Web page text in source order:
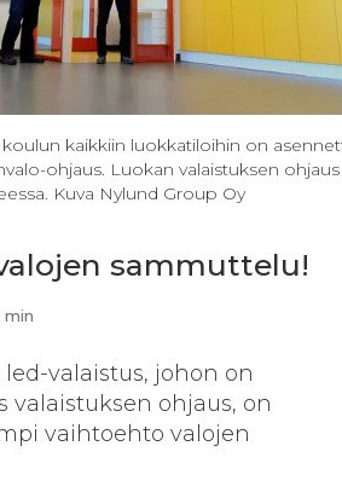
kaikkiin luokkatiloihin on
ohjaus. Luokan valaistuksen ohjaus
Kuva Nylund Group Oy
sammuttelu!
min
valaistus, johon on
valaistuksen ohjaus, on
vaihtoehto valojen